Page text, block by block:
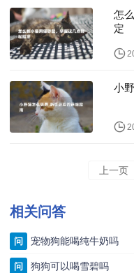
怎
定
小
上一页
相关问答
问 宠物狗能喝纯牛奶吗
问 狗狗可以喝雪碧吗